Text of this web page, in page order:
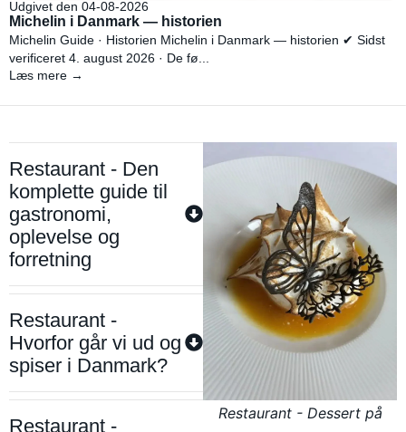
Udgivet den 04-08-2026
Michelin i Danmark — historien
Michelin Guide · Historien Michelin i Danmark — historien ✔ Sidst
verificeret 4. august 2026 · De fø...
Læs mere →
Restaurant - Den
komplette guide til
gastronomi,
oplevelse og
forretning
Restaurant -
Hvorfor går vi ud og
spiser i Danmark?
Restaurant -
Restaurant - Dessert på